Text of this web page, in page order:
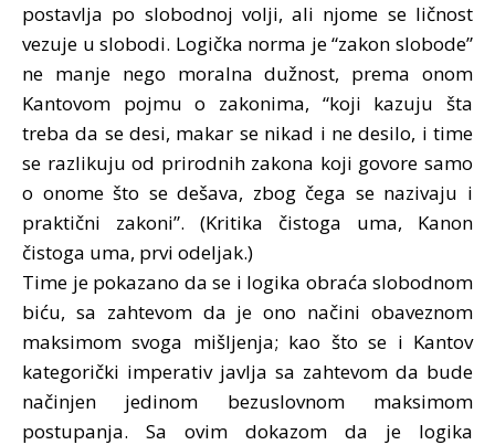
postavlja po slobodnoj volji, ali njome se ličnost
vezuje u slobodi. Logička norma je “zakon slobode”
ne manje nego moralna dužnost, prema onom
Kantovom pojmu o zakonima, “koji kazuju šta
treba da se desi, makar se nikad i ne desilo, i time
se razlikuju od prirodnih zakona koji govore samo
o onome što se dešava, zbog čega se nazivaju i
praktični zakoni”. (Kritika čistoga uma, Kanon
čistoga uma, prvi odeljak.)
Time je pokazano da se i logika obraća slobodnom
biću, sa zahtevom da je ono načini obaveznom
maksimom svoga mišljenja; kao što se i Kantov
kategorički imperativ javlja sa zahtevom da bude
načinjen jedinom bezuslovnom maksimom
postupanja. Sa ovim dokazom da je logika